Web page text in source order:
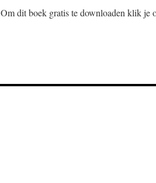
Om dit boek gratis te downloaden klik je